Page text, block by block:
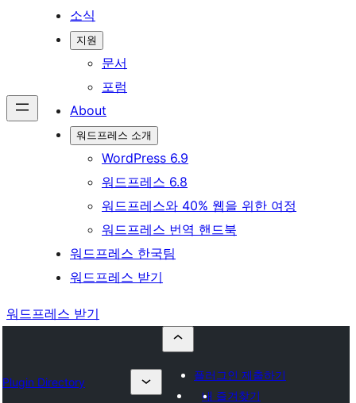
소식
지원
문서
포럼
About
워드프레스 소개
WordPress 6.9
워드프레스 6.8
워드프레스와 40% 웹을 위한 여정
워드프레스 번역 핸드북
워드프레스 한국팀
워드프레스 받기
워드프레스 받기
Plugin Directory
플러그인 제출하기
내 즐겨찾기